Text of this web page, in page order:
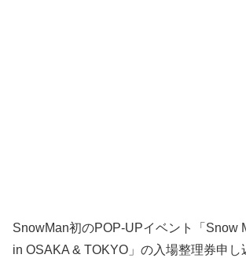
SnowMan初のPOP-UPイベント「Snow
in OSAKA & TOKYO」の入場整理券申し